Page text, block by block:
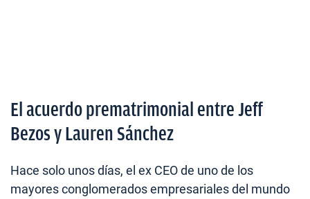
El acuerdo prematrimonial entre Jeff
Bezos y Lauren Sánchez
Hace solo unos días, el ex CEO de uno de los
mayores conglomerados empresariales del mundo